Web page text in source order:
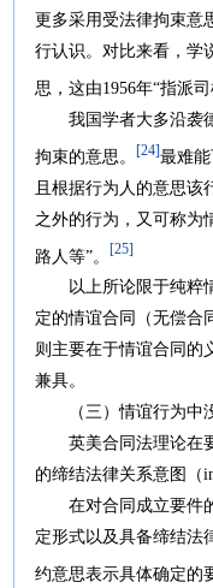
更多采用受法律拘束意
行认识。对比来看，学
思，这由1956年“指派
我国学者大多沿袭德
拘束的意思。 [24] 最难
且根据行为人的意思
之外的行为，又可称为
路人等”。 [25]
以上所论限于纯粹情
定的情谊合同（无偿合
则主要在于情谊合同的
兼具。
（三）情谊行为中没
英美合同法理论在要
的缔结法律关系意图（
在对合同成立要件的
定形式以及具备缔结法
约意思表示具体确定的